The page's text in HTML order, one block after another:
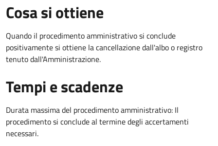
Cosa si ottiene
Quando il procedimento amministrativo si conclude
positivamente si ottiene la cancellazione dall'albo o registro
tenuto dall'Amministrazione.
Tempi e scadenze
Durata massima del procedimento amministrativo: Il
procedimento si conclude al termine degli accertamenti
necessari.